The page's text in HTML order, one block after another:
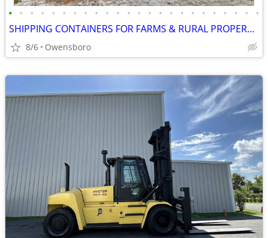
• • • • • • • • • • • • • • • • • • • • • • • •
SHIPPING CONTAINERS FOR FARMS & RURAL PROPERTIES 502-281-0418
8/6 Owensboro